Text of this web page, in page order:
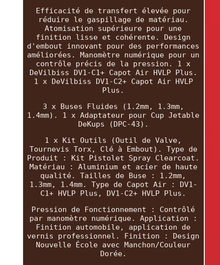
Efficacité de transfert élevée pour
réduire le gaspillage de matériau.
Atomisation supérieure pour une
finition lisse et cohérente. Design
d'embout innovant pour des performances
améliorées. Manomètre numérique pour un
contrôle précis de la pression. 1 x
DeVilbiss DV1-C1+ Capot Air HVLP Plus.
1 x DeVilbiss DV1-C2+ Capot Air HVLP
Plus.
3 x Buses Fluides (1.2mm, 1.3mm,
1.4mm). 1 x Adaptateur pour Cup Jetable
DeKups (DPC-43).
1 x Kit Outils (Outil de Valve,
Tournevis Torx, Clé à Embout). Type de
Produit : Kit Pistolet Spray Clearcoat.
Matériau : Aluminium et acier de haute
qualité. Tailles de Buse : 1.2mm,
1.3mm, 1.4mm. Type de Capot Air : DV1-
C1+ HVLP Plus, DV1-C2+ HVLP Plus.
Pression de Fonctionnement : Contrôlé
par manomètre numérique. Application :
Finition automobile, application de
vernis professionnel. Finition : Design
Nouvelle École avec Manchon/Couleur
Dorée.